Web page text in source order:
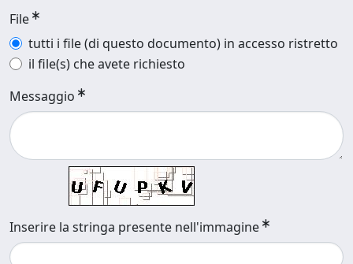
File
tutti i file (di questo documento) in accesso ristretto
il file(s) che avete richiesto
Messaggio
Inserire la stringa presente nell'immagine